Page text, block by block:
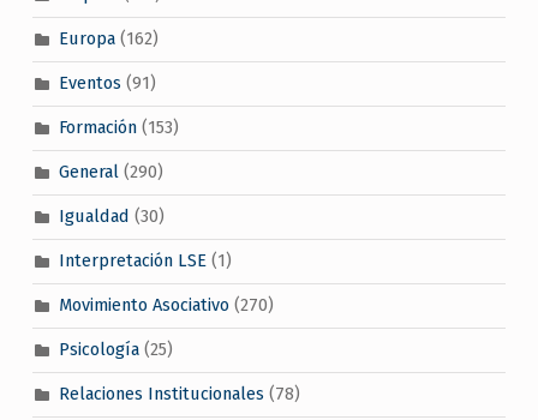
Europa(162)
Eventos (91)
Formación(153)
General(290)
Igualdad (30)
Interpretación LSE(1)
Movimiento Asociativo (270)
Psicología(25)
Relaciones Institucionales (78)